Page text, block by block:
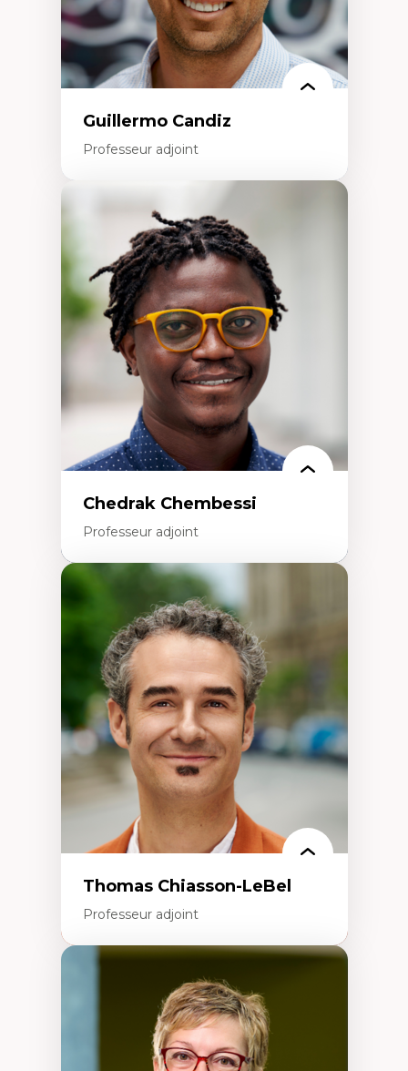
Guillermo Candiz
Professeur adjoint
Expertises
Trajectoires migratoires
Migrations forcées
Études des frontières; Enjeux géopolitiques
des migrations
Politiques migratoires
Réfugiés
Demandeurs d’asile
Migrations irrégulières
Migrations temporaires
Migration et changement climatique
Migration et développement
Chedrak Chembessi
Professeur adjoint
Économie circulaire
Modèles d’affaires durables
Histoire des faits économiques
Gestion durable des ressources naturelles
Écologie industrielle
Aménagement durable du territoire
Développement régional
Coopératives
Télétravail en milieu rural francophone
Transition socio-écologique
Thomas Chiasson-LeBel
Professeur adjoint
Théories du développement
Économie politique comparée
Élites économiques
Sociologie économique
Extractivisme